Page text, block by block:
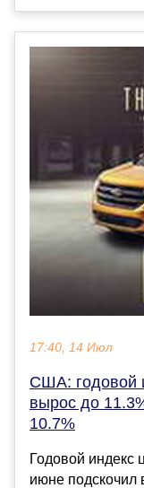
17:40, 14 Июл
США: годовой
вырос до
10.7%
Годовой индекс
июне